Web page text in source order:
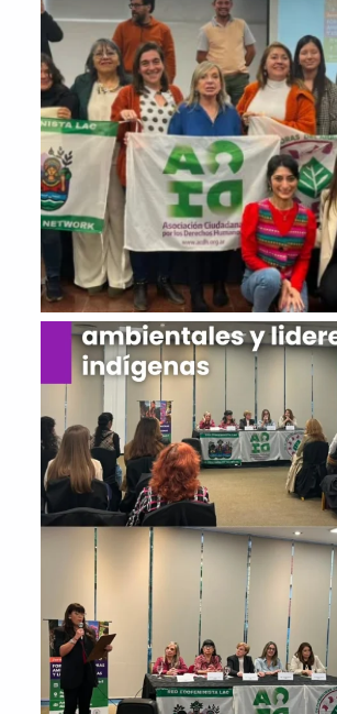
Esperamos una
perspectiva de derechos
de género, que haga
Pamela Cobas, Roxana
Andrea Amarante,
Castro Riglos y envíe un
claro: la violencia
puede quedar impune.
2 1 Twitter
Load More